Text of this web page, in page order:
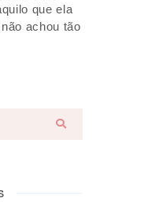
que ela
achou tão